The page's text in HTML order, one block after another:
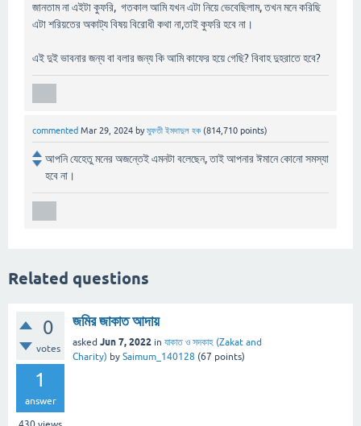
জানতাম না এইটা কুফরি, গতকাল আমি যখন এটা নিয়ে ভেবেছিলাম, তখন মনে করিছি
এটা শরিয়তের অকাট্য বিষয় বিরোধী কথা না,তাই কুফরি হবে না।
এই দুই ভাবনার জন্য বা বলার জন্য কি আমি কাফের হয়ে গেছি? বিবাহ দুহরাতে হবে?
commented Mar 29, 2024 byমুফতী ইমদাদুল হক (814,710 points)
আপনি যেহেতু মনের অজন্তেই এমনটা বলেছেন, তাই আপনার ঈমানে কোনো সমস্যা
হবে না।
Related questions
0
votes
1
answer
জমির জাকাত আদায়
asked Jun 7, 2022 in যাকাত ও সদকাহ (Zakat and
Charity) by Saimum_140128 (67 points)